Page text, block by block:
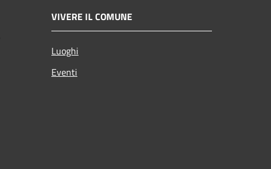
VIVERE IL COMUNE
Luoghi
Eventi